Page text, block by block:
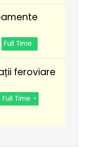
Full Time
feroviare
Full Time